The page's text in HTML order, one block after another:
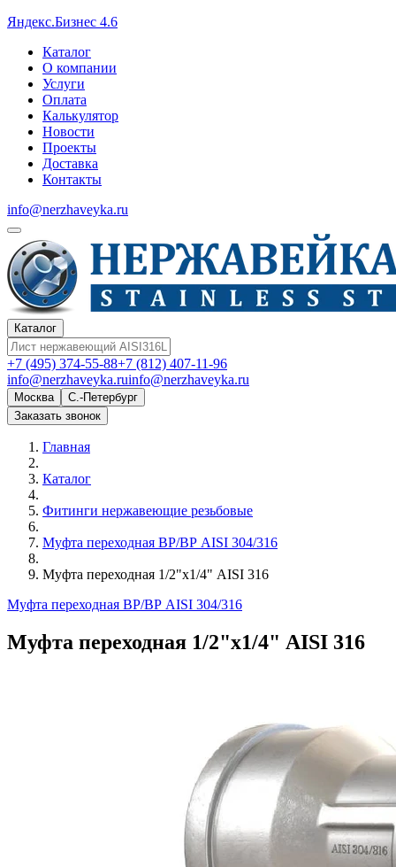
Яндекс.Бизнес 4.6
Каталог
О компании
Услуги
Оплата
Калькулятор
Новости
Проекты
Доставка
Контакты
info@nerzhaveyka.ru
Каталог
+7 (495) 374-55-88+7 (812) 407-11-96
info@nerzhaveyka.ruinfo@nerzhaveyka.ru
Москва
С.-Петербург
Заказать звонок
Главная
Каталог
Фитинги нержавеющие резьбовые
Муфта переходная ВР/ВР AISI 304/316
Муфта переходная 1/2"х1/4" AISI 316
Муфта переходная ВР/ВР AISI 304/316
Муфта переходная 1/2"х1/4" AISI 316